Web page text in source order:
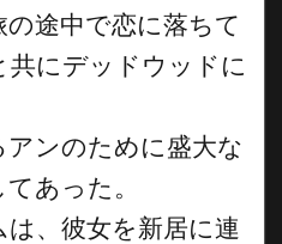
途中で恋に落ちて
共にデッドウッドに
ンのために盛大な
あった。
、彼女を新居に連